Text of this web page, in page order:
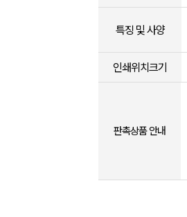
특징 및 사양
인쇄위치크기
판촉상품 안내